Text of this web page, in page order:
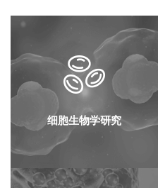
细胞生物学研究